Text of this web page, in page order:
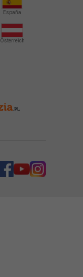
España
Österreich